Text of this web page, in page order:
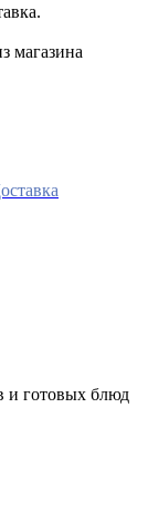
магазина
и готовых блюд